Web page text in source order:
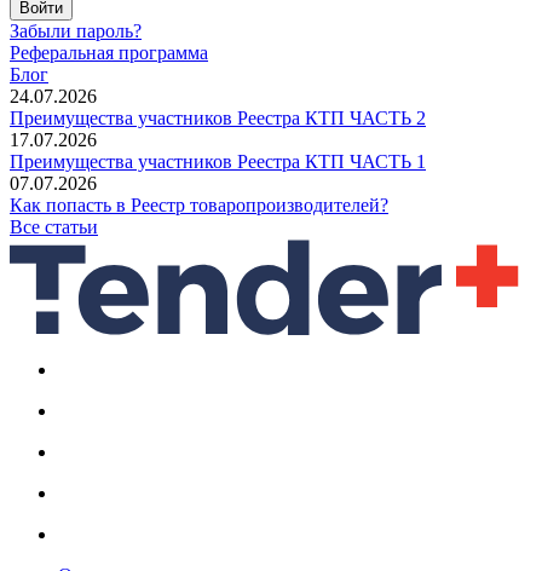
Войти
Забыли пароль?
Реферальная программа
Блог
24.07.2026
Преимущества участников Реестра КТП ЧАСТЬ 2
17.07.2026
Преимущества участников Реестра КТП ЧАСТЬ 1
07.07.2026
Как попасть в Реестр товаропроизводителей?
Все статьи